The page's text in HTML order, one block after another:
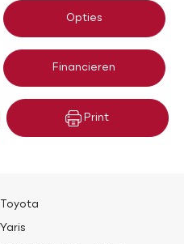
Opties
Financieren
Print
Toyota
Yaris